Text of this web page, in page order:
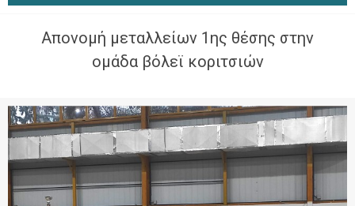
Απονομή μεταλλείων 1ης θέσης στην
ομάδα βόλεϊ κοριτσιών